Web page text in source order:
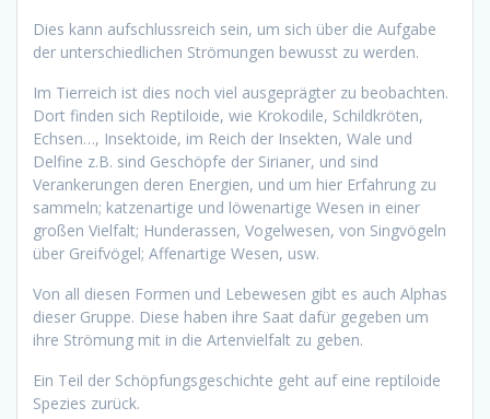
Dies kann aufschlussreich sein, um sich über die Aufgabe
der unterschiedlichen Strömungen bewusst zu werden.
Im Tierreich ist dies noch viel ausgeprägter zu beobachten.
Dort finden sich Reptiloide, wie Krokodile, Schildkröten,
Echsen…, Insektoide, im Reich der Insekten, Wale und
Delfine z.B. sind Geschöpfe der Sirianer, und sind
Verankerungen deren Energien, und um hier Erfahrung zu
sammeln; katzenartige und löwenartige Wesen in einer
großen Vielfalt; Hunderassen, Vogelwesen, von Singvögeln
über Greifvögel; Affenartige Wesen, usw.
Von all diesen Formen und Lebewesen gibt es auch Alphas
dieser Gruppe. Diese haben ihre Saat dafür gegeben um
ihre Strömung mit in die Artenvielfalt zu geben.
Ein Teil der Schöpfungsgeschichte geht auf eine reptiloide
Spezies zurück.